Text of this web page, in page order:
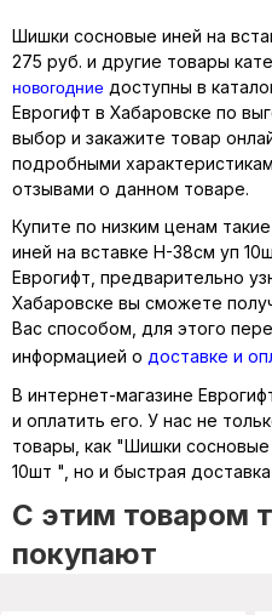
Шишки сосновые иней на
275 руб. и другие товары
новогодние доступны в
Еврогифт в Хабаровске по
выбор и закажите товар
подробными
отзывами о данном товаре.
Купите по низким ценам
иней на вставке Н-38см уп
Еврогифт, предварительно
Хабаровске вы сможете
Вас способом, для этого
информацией о доставке и
В интернет-магазине
и оплатить его. У нас не
товары, как "Шишки
10шт ", но и быстрая
C этим товаром
покупают